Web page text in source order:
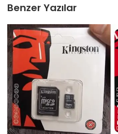
Benzer Yazılar